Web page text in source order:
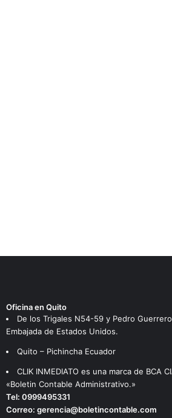
Oficina en Quito
De los Trigales N54-59 y Pedro
Embajada de Estados Unidos.
Quito – Pichincha Ecuador
CLIK INMEDIATO es una marca de BCA
«Boletin Contable Administrativo.»
Tel: 0999495331
Correo: gerencia@boletincontable.com